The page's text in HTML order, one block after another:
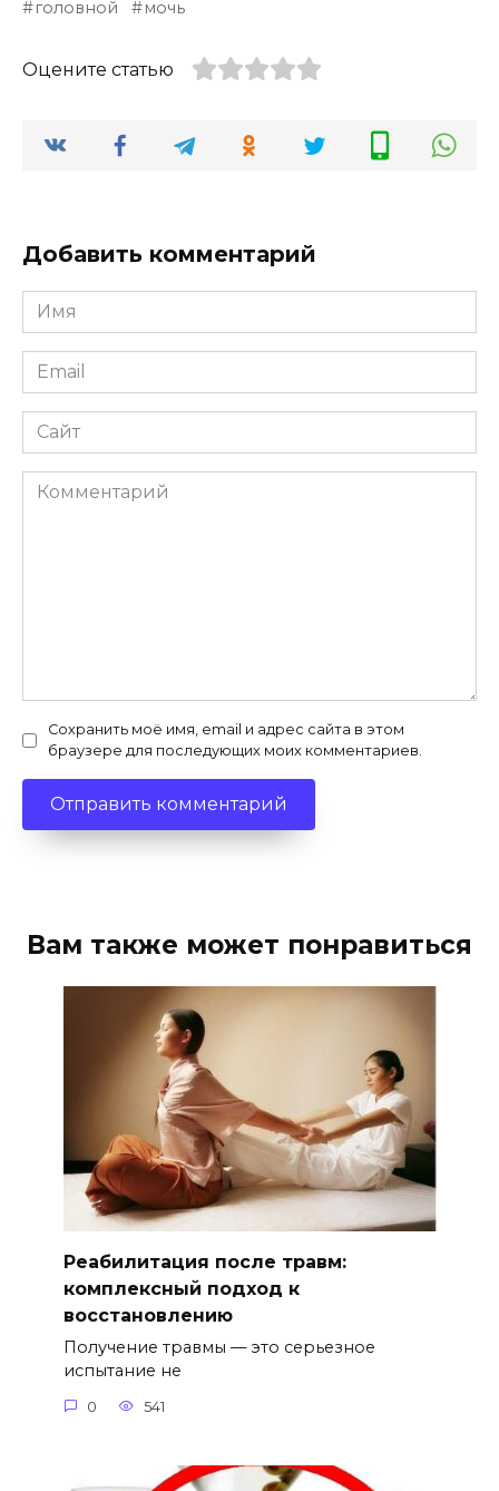
головной мочь
Оцените статью
Добавить комментарий
Имя
*
Email
*
Сайт
Комментарий
Сохранить моё имя, email и адрес сайта в этом
браузере для последующих моих комментариев.
Вам также может понравиться
Реабилитация после травм:
комплексный подход к
восстановлению
Получение травмы — это серьезное
испытание не
0 541